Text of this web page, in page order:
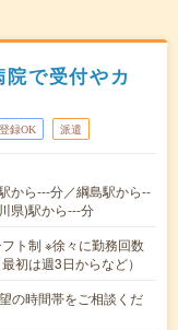
院で受付やカ
録OK 派遣
から---分／綱島駅から--
県)駅から---分
ト制 ※徐々に勤務回数
初は週3日からなど）
の時間帯をご相談くだ